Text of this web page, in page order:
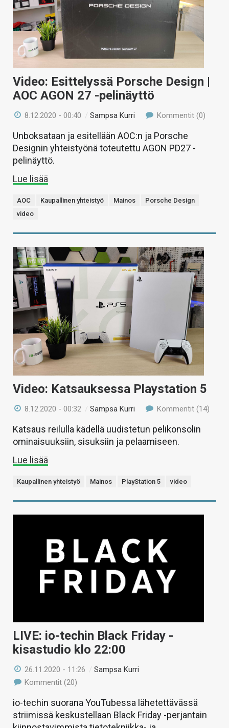
Video: Esittelyssä Porsche Design |
AOC AGON 27 -pelinäyttö
8.12.2020 - 00:40 /Sampsa Kurri Kommentit (0)
Unboksataan ja esitellään AOC:n ja Porsche
Designin yhteistyönä toteutettu AGON PD27 -
pelinäyttö.
Lue lisää
AOC Kaupallinen yhteistyö Mainos
Porsche Design
video
Video: Katsauksessa Playstation 5
8.12.2020 - 00:32 /Sampsa Kurri Kommentit (14)
Katsaus reilulla kädellä uudistetun pelikonsolin
ominaisuuksiin, sisuksiin ja pelaamiseen.
Lue lisää
Kaupallinen yhteistyö Mainos PlayStation 5 video
LIVE: io-techin Black Friday -
kisastudio klo 22:00
26.11.2020 - 11:26 /Sampsa Kurri
Kommentit (20)
io-techin suorana YouTubessa lähetettävässä
striimissä keskustellaan Black Friday -perjantain